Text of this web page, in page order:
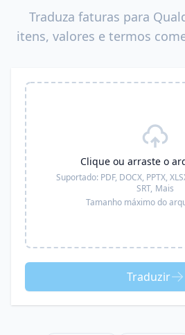
Traduza faturas para
itens, valores e termos
Clique ou arraste o
Suportado: PDF, DOCX, PPTX,
SRT, Mais
Tamanho máximo do
Traduzir